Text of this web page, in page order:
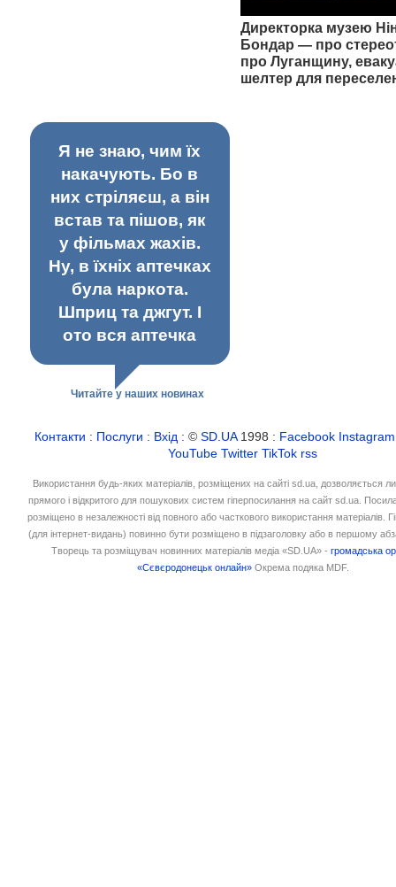
Директорка музею
Бондар — про
про Луганщину,
шелтер для
Я не знаю, чим їх
накачують. Бо в
них стріляєш, а він
встав та пішов, як
у фільмах жахів.
Ну, в їхніх аптечках
була наркота.
Шприц та джгут. І
ото вся аптечка
Читайте у наших новинах
Контакти : Послуги : Вхід : ©SD.UA1998 : Facebook Instagram
YouTube Twitter TikTok rss
Використання будь-яких матеріалів, розміщених на сайті sd.ua, дозволяється
прямого і відкритого для пошукових систем гіперпосилання на сайт sd.ua.
розміщено в незалежності від повного або часткового використання матеріалів.
(для інтернет-видань) повинно бути розміщено в підзаголовку або в першому
Творець та розміщувач новинних матеріалів медіа «SD.UA» -громадська
«Сєвєродонецьк онлайн» Окрема подяка MDF.